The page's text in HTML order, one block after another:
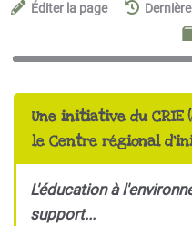
Éditer la page
Une initiative du CRIE
le Centre régional
L'éducation à
support...